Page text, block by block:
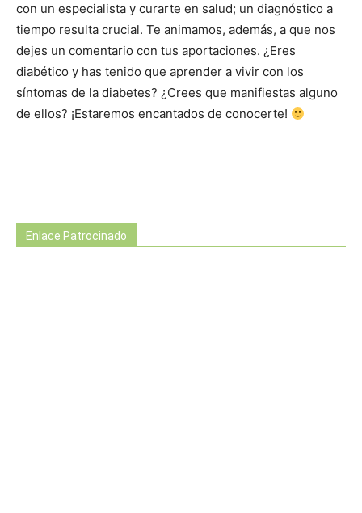
con un especialista y curarte en salud; un diagnóstico a
tiempo resulta crucial. Te animamos, además, a que nos
dejes un comentario con tus aportaciones. ¿Eres
diabético y has tenido que aprender a vivir con los
síntomas de la diabetes? ¿Crees que manifiestas alguno
de ellos? ¡Estaremos encantados de conocerte!
Enlace Patrocinado